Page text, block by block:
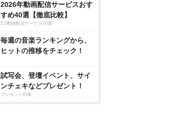
2026年動画配信サービスおす
すめ40選【徹底比較】
CS動画配信サービス20選
毎週の音楽ランキングから、
ヒットの推移をチェック！
試写会、登壇イベント、サイ
ンチェキなどプレゼント！
プレゼント特集